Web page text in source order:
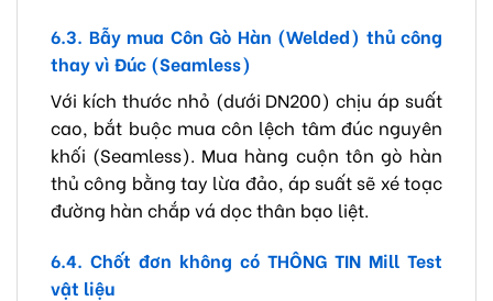
6.3. Bẫy mua Côn Gò Hàn (Welded) thủ công
thay vì Đúc (Seamless)
Với kích thước nhỏ (dưới DN200) chịu áp suất
cao, bắt buộc mua côn lệch tâm đúc nguyên
khối (Seamless). Mua hàng cuộn tôn gò hàn
thủ công bằng tay lừa đảo, áp suất sẽ xé toạc
đường hàn chắp vá dọc thân bạo liệt.
6.4. Chốt đơn không có THÔNG TIN Mill Test
vật liệu